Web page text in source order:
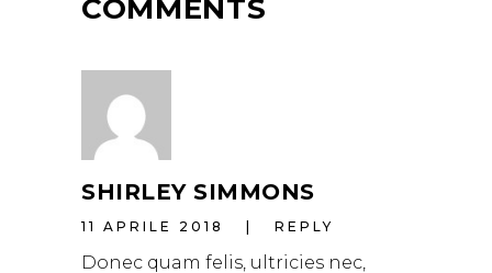
COMMENTS
SHIRLEY SIMMONS
11 APRILE 2018 REPLY
Donec quam felis, ultricies nec,